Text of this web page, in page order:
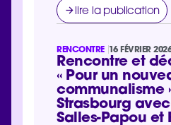
lire la publication
RENCONTRE 16 FÉVRIER 2026
Rencontre et
« Pour un
communalisme
Strasbourg
Salles-Papou et